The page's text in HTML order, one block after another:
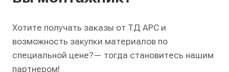
Хотите получать заказы от ТД АРС и
возможность закупки материалов по
специальной цене?— тогда становитесь нашим
партнером!